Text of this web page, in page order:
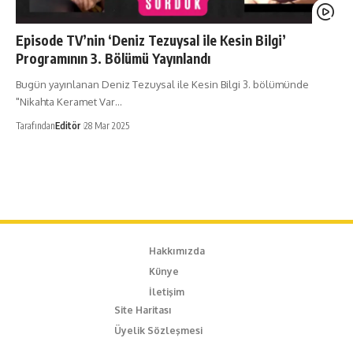
Episode TV’nin ‘Deniz Tezuysal ile Kesin Bilgi’
Programının 3. Bölümü Yayınlandı
Bugün yayınlanan Deniz Tezuysal ile Kesin Bilgi 3. bölümünde
"Nikahta Keramet Var…
TarafındanEditör 28 Mar 2025
Hakkımızda
Künye
İletişim
Site Haritası
Üyelik Sözleşmesi